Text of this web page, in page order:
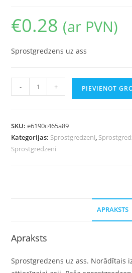
€0.28 (ar PVN)
Sprostgredzens uz ass
- + PIEVIENOT
SKU:e6190c465a89
Kategorijas: Sprostgredzeni,
Sprostgredzeni
APRAKSTS
Apraksts
Sprostgredzens uz ass. Norādītais